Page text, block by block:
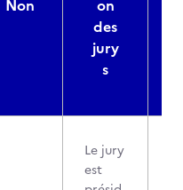
Non
on
des
jury
s
Le jury
est